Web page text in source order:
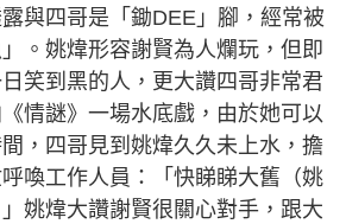
與四哥是「鋤DEE」腳，經常被
。姚煒形容謝賢為人爛玩，但即
笑到黑的人，更大讚四哥非常君
情謎》一場水底戲，由於她可以
，四哥見到姚煒久久未上水，擔
喚工作人員：「快睇睇大舊（姚
姚煒大讚謝賢很關心對手，跟大